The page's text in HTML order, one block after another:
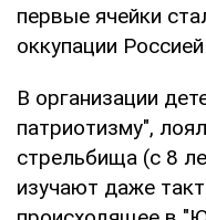
первые ячейки
оккупации
В организации
патриотизму",
стрельбища (с 8
изучают даже